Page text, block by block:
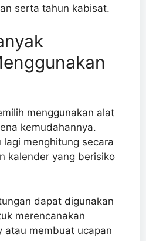
serta tahun kabisat.
menggunakan alat
kemudahannya.
menghitung secara
kalender yang berisiko
dapat digunakan
merencanakan
atau membuat ucapan